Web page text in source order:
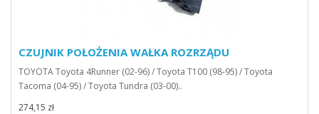
CZUJNIK POŁOŻENIA WAŁKA ROZRZĄDU
TOYOTA Toyota 4Runner (02-96) / Toyota T100 (98-95) / Toyota
Tacoma (04-95) / Toyota Tundra (03-00)..
274,15 zł